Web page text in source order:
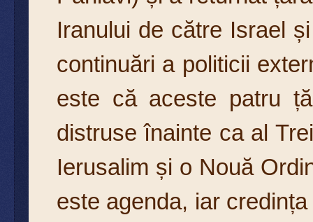
Iranului de către Israel
continuări a politicii
este că aceste patru
distruse înainte ca al
Ierusalim și o Nouă
este agenda, iar